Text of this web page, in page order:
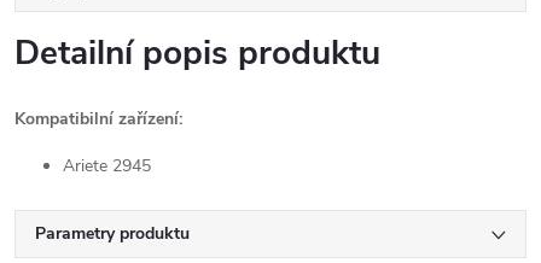
Detailní popis produktu
Kompatibilní zařízení:
Ariete 2945
Parametry produktu